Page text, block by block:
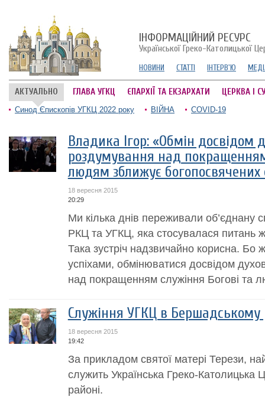
ІНФОРМАЦІЙНИЙ РЕСУРС
Української Греко-Католицької
НОВИНИ СТАТТІ ІНТЕРВ'Ю
АКТУАЛЬНО ГЛАВА УГКЦ ЄПАРХІЇ ТА ЕКЗАРХАТИ ЦЕРКВА І
Синод Єпископів УГКЦ 2022 року ВІЙНА COVID-19
Владика Ігор: «Обмін досвідом
роздумування над
людям зближує богопосвячених
18 вересня 2015
20:29
Ми кілька днів переживали об’єднану
РКЦ та УГКЦ, яка стосувалася питань
Така зустріч надзвичайно корисна. Бо
успіхами, обмінюватися досвідом
над покращенням служіння Богові та
Служіння УГКЦ в Бершадському
18 вересня 2015
19:42
За прикладом святої матері Терези,
служить Українська Греко-
районі.